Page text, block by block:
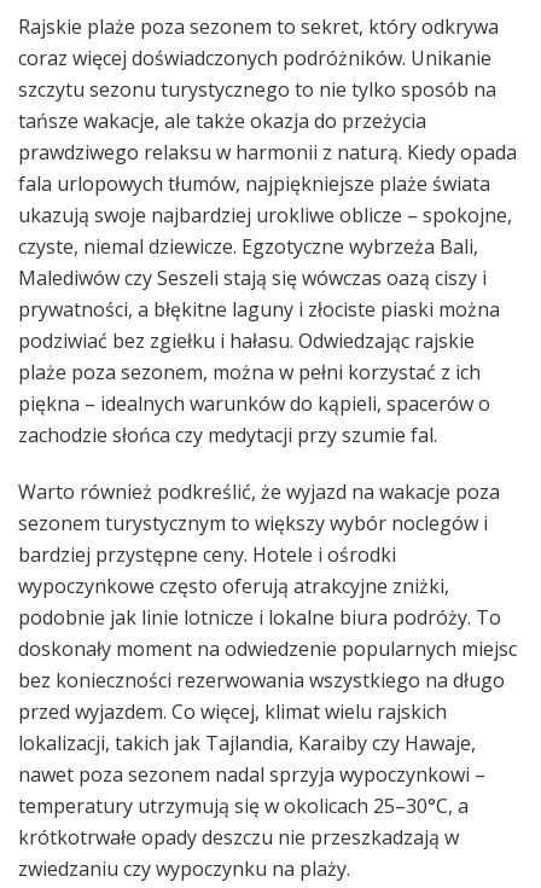
Rajskie plaże poza sezonem to sekret, który odkrywa
coraz więcej doświadczonych podróżników. Unikanie
szczytu sezonu turystycznego to nie tylko sposób na
tańsze wakacje, ale także okazja do przeżycia
prawdziwego relaksu w harmonii z naturą. Kiedy opada
fala urlopowych tłumów, najpiękniejsze plaże świata
ukazują swoje najbardziej urokliwe oblicze – spokojne,
czyste, niemal dziewicze. Egzotyczne wybrzeża Bali,
Malediwów czy Seszeli stają się wówczas oazą ciszy i
prywatności, a błękitne laguny i złociste piaski można
podziwiać bez zgiełku i hałasu. Odwiedzając rajskie
plaże poza sezonem, można w pełni korzystać z ich
piękna – idealnych warunków do kąpieli, spacerów o
zachodzie słońca czy medytacji przy szumie fal.
Warto również podkreślić, że wyjazd na wakacje poza
sezonem turystycznym to większy wybór noclegów i
bardziej przystępne ceny. Hotele i ośrodki
wypoczynkowe często oferują atrakcyjne zniżki,
podobnie jak linie lotnicze i lokalne biura podróży. To
doskonały moment na odwiedzenie popularnych miejsc
bez konieczności rezerwowania wszystkiego na długo
przed wyjazdem. Co więcej, klimat wielu rajskich
lokalizacji, takich jak Tajlandia, Karaiby czy Hawaje,
nawet poza sezonem nadal sprzyja wypoczynkowi –
temperatury utrzymują się w okolicach 25–30°C, a
krótkotrwałe opady deszczu nie przeszkadzają w
zwiedzaniu czy wypoczynku na plaży.